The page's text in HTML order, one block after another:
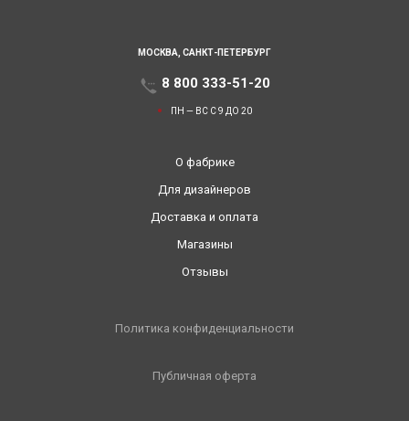
МОСКВА, САНКТ-ПЕТЕРБУРГ
8 800 333-51-20
ПН — ВС С 9 ДО 20
О фабрике
Для дизайнеров
Доставка и оплата
Магазины
Отзывы
Политика конфиденциальности
Публичная оферта